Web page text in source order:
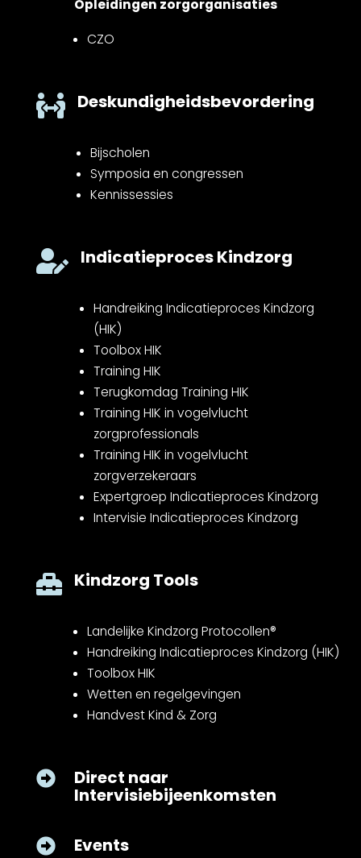
Opleidingen zorgorganisaties
CZO
 Deskundigheidsbevordering
Bijscholen
Symposia en congressen
Kennissessies
 Indicatieproces Kindzorg
Handreiking Indicatieproces Kindzorg
(HIK)
Toolbox HIK
Training HIK
Terugkomdag Training HIK
Training HIK in vogelvlucht
zorgprofessionals
Training HIK in vogelvlucht
zorgverzekeraars
Expertgroep Indicatieproces Kindzorg
Intervisie Indicatieproces Kindzorg
 Kindzorg Tools
Landelijke Kindzorg Protocollen®
Handreiking Indicatieproces Kindzorg (HIK)
Toolbox HIK
Wetten en regelgevingen
Handvest Kind & Zorg
 Direct naar
Intervisiebijeenkomsten
 Events